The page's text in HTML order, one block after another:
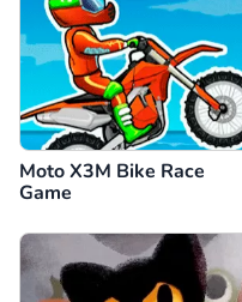
Moto X3M Bike Race
Game